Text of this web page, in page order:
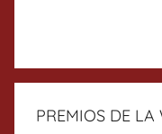
PREMIOS DE LA